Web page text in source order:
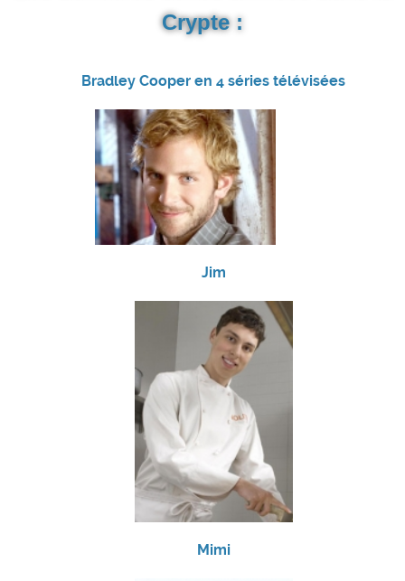
Crypte :
Bradley Cooper en 4 séries télévisées
Jim
Mimi